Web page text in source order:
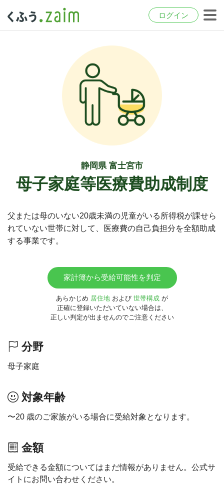
ログイン
静岡県 富士宮市
母子家庭等医療費助成制度
父または母のいない20歳未満の児童がいる所得税が課せら
れていない世帯に対して、医療費の自己負担分を全額助成
する事業です。
家計簿から受給可能性を判定
あらかじめ 居住地 および 世帯構成 が
正確に登録いただいていない場合は、
正しい判定が出ませんのでご注意ください
分野
母子家庭
対象年齢
〜20 歳のご家族がいる場合に受給対象となります。
金額
受給できる金額についてはまだ情報がありません。公式サ
イトにお問い合わせください。